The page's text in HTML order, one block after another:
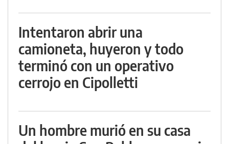
Intentaron abrir una
camioneta, huyeron y todo
terminó con un operativo
cerrojo en Cipolletti
Un hombre murió en su casa